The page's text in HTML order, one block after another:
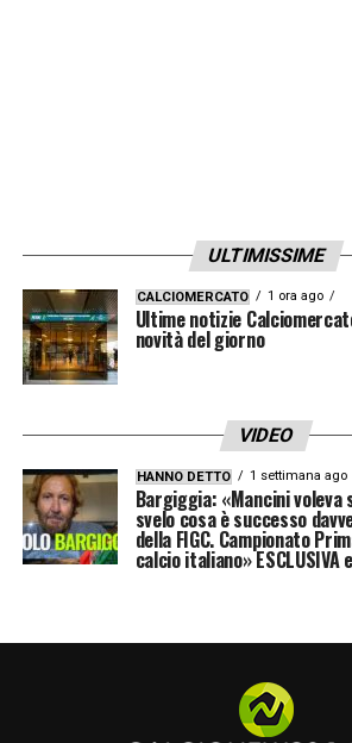
ULTIMISSIME
CALCIOMERCATO 1 ora ago
Ultime notizie
novità del giorno
VIDEO
HANNO DETTO 1 settimana ago
Bargiggia: «Mancini voleva
svelo cosa è successo
della FIGC. Campionato
calcio italiano» ESCLUSIVA